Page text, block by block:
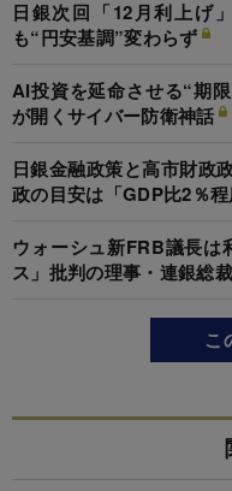
日銀次回「12月利上げ
も“円安基調”変わらず
AI投資を延命させる“期
が開くサイバー防衛神話
日銀金融政策と高市財政
政の目安は「GDP比2％
ウォーシュ新FRB議長は
ス」批判の理事・連銀総
こ